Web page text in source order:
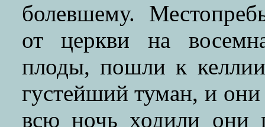
болевшему.
от церкви на
плоды, пошли к келлии
густейший туман, и
всю ночь ходили они